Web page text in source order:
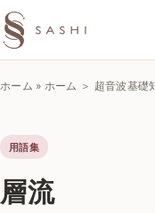
ホーム » ホーム ＞ 超音波基礎
用語集
層流